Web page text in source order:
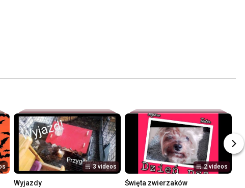
3 videos
Wyjazdy
2 videos
Święta zwierzaków